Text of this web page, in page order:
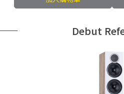
Debut